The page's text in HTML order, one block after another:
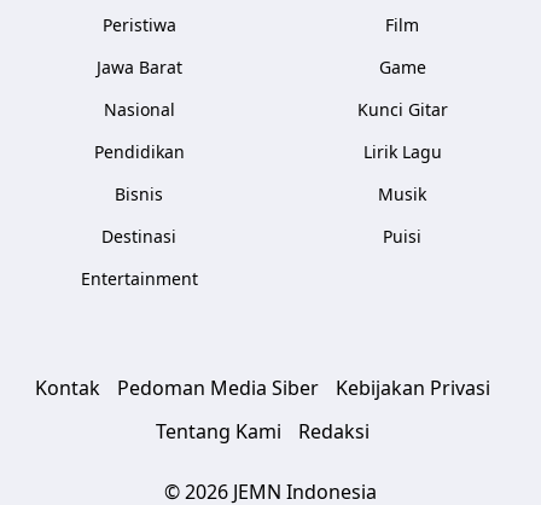
Peristiwa
Jawa Barat
Nasional
Pendidikan
Bisnis
Destinasi
Entertainment
Film
Game
Kunci Gitar
Lirik Lagu
Musik
Puisi
Kontak Pedoman Media Siber
Kebijakan Privasi
Tentang Kami
Redaksi
© 2026 JEMN Indonesia